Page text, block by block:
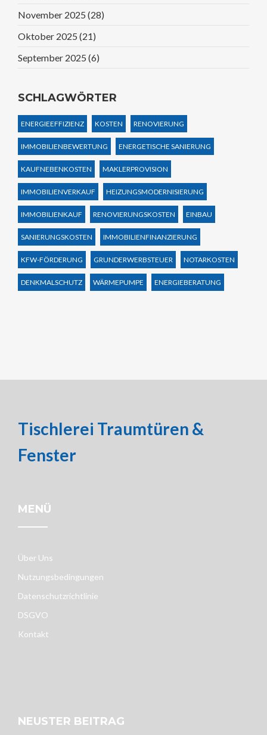
November 2025 (28)
Oktober 2025 (21)
September 2025 (6)
SCHLAGWÖRTER
ENERGIEEFFIZIENZ KOSTEN RENOVIERUNG
IMMOBILIENBEWERTUNG ENERGETISCHE SANIERUNG
KAUFNEBENKOSTEN MAKLERPROVISION
IMMOBILIENVERKAUF HEIZUNGSMODERNISIERUNG
IMMOBILIENKAUF RENOVIERUNGSKOSTEN EINBAU
SANIERUNGSKOSTEN IMMOBILIENFINANZIERUNG
KFW-FÖRDERUNG GRUNDERWERBSTEUER NOTARKOSTEN
DENKMALSCHUTZ WÄRMEPUMPE ENERGIEBERATUNG
Tischlerei Traumtüren &
Fenster
MENÜ
Über Uns
Nutzungsbedingungen
Datenschutzrichtlinie
DSGVO
Kontakt
NEUSTER BEITRAG